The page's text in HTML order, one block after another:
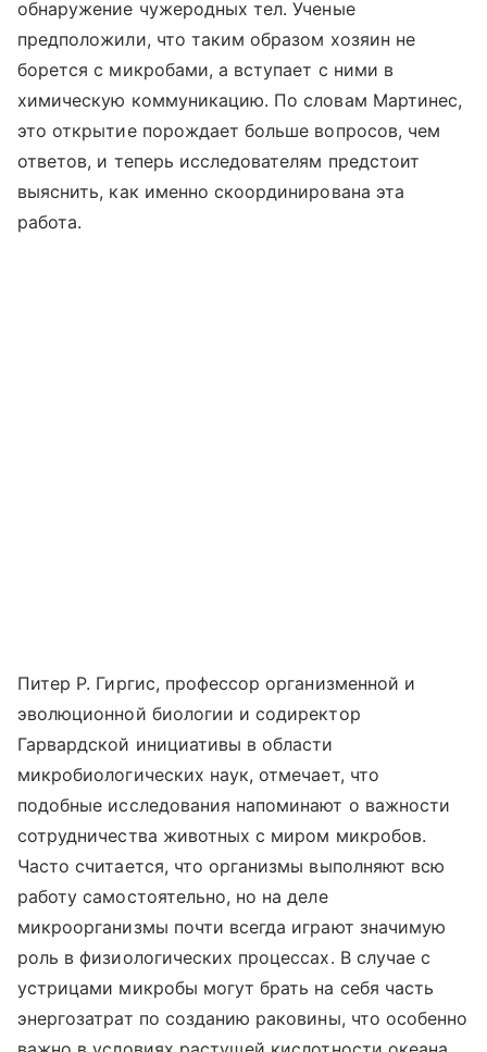
обнаружение чужеродных тел. Ученые
предположили, что таким образом хозяин не
борется с микробами, а вступает с ними в
химическую коммуникацию. По словам Мартинес,
это открытие порождает больше вопросов, чем
ответов, и теперь исследователям предстоит
выяснить, как именно скоординирована эта
работа.
Питер Р. Гиргис, профессор организменной и
эволюционной биологии и содиректор
Гарвардской инициативы в области
микробиологических наук, отмечает, что
подобные исследования напоминают о важности
сотрудничества животных с миром микробов.
Часто считается, что организмы выполняют всю
работу самостоятельно, но на деле
микроорганизмы почти всегда играют значимую
роль в физиологических процессах. В случае с
устрицами микробы могут брать на себя часть
энергозатрат по созданию раковины, что особенно